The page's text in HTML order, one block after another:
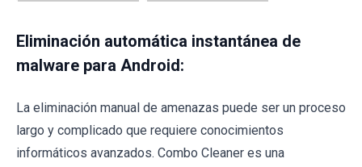
Eliminación automática instantánea de
malware para Android:
La eliminación manual de amenazas puede ser un proceso
largo y complicado que requiere conocimientos
informáticos avanzados. Combo Cleaner es una